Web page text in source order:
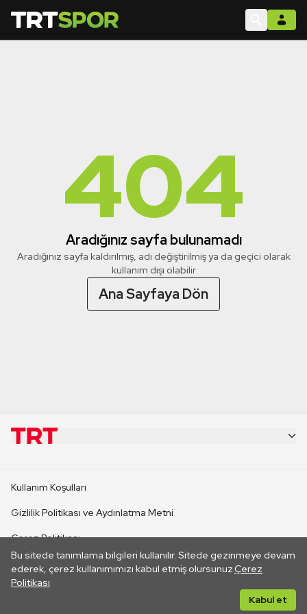
404
Aradığınız sayfa bulunamadı
Aradığınız sayfa kaldırılmış, adı değiştirilmiş ya da geçici olarak
kullanım dışı olabilir
Ana Sayfaya Dön
Bu sitede tanımlama bilgileri kullanılır. Sitede gezinmeye devam
ederek, çerez kullanımımızı kabul etmiş olursunuz.Çerez
Politikası
Kabul et
CANLI YAYINLAR
Kullanım Koşulları
Gizlilik Politikası ve Aydınlatma Metni
Çerez Politikası
İletişim
Her hakkı saklıdır. ©2026 TRT. Bağlantı yoluyla gidilen dış